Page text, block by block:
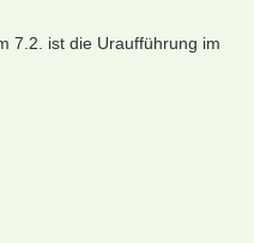
7.2. ist die Uraufführung im